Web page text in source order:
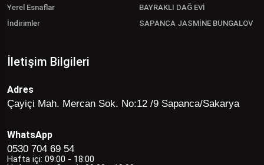
Yerel Esnaflar
İndirimler
BAYRAKLI DAĞ EVİ
SAPANCA JASMİNE BUNGALOV
İletişim Bilgileri
Adres
Çayiçi Mah. Mercan Sok. No:12 /9 Sapanca/Sakarya
WhatsApp
0530 704 69 54
Hafta içi: 09:00 - 18:00